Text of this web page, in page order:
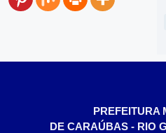
PREFEITURA
DE CARAÚBAS - RIO